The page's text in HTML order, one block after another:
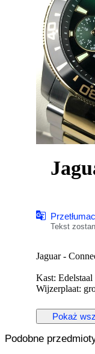
Tekst
Jaguar -
Kast:
Wijzerplaat:
Diameter: 45,7
Glas: sapphire
Wristsize: 22 cm
Pokaż
Podobne